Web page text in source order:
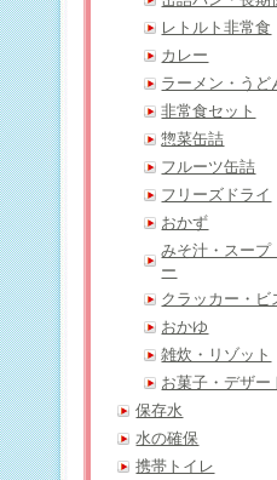
レトルト非常食
カレー
ラーメン・うど
非常食セット
惣菜缶詰
フルーツ缶詰
フリーズドライ
おかず
みそ汁・スープ
ー
クラッカー・ビ
おかゆ
雑炊・リゾット
お菓子・デザー
保存水
水の確保
携帯トイレ